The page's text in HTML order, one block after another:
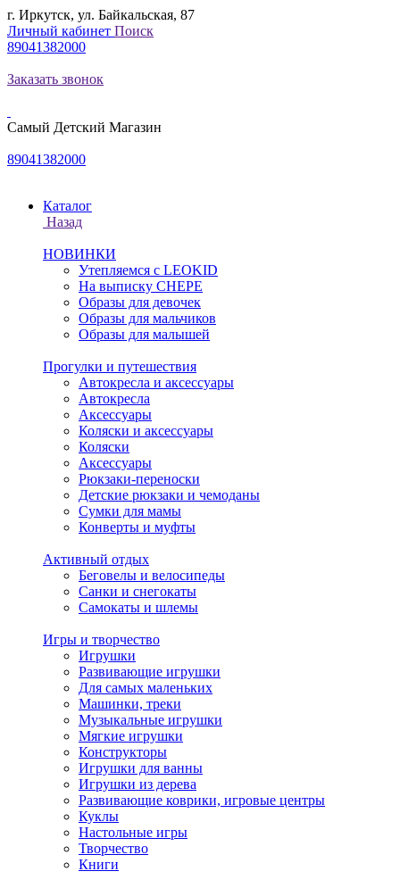
г. Иркутск, ул. Байкальская, 87
Личный кабинет Поиск
89041382000
Заказать звонок
Самый Детский Магазин
89041382000
Каталог
Назад
НОВИНКИ
Утепляемся с LEOKID
На выписку CHEPE
Образы для девочек
Образы для мальчиков
Образы для малышей
Прогулки и путешествия
Автокресла и аксессуары
Автокресла
Аксессуары
Коляски и аксессуары
Коляски
Аксессуары
Рюкзаки-переноски
Детские рюкзаки и чемоданы
Сумки для мамы
Конверты и муфты
Активный отдых
Беговелы и велосипеды
Санки и снегокаты
Самокаты и шлемы
Игры и творчество
Игрушки
Развивающие игрушки
Для самых маленьких
Машинки, треки
Музыкальные игрушки
Мягкие игрушки
Конструкторы
Игрушки для ванны
Игрушки из дерева
Развивающие коврики, игровые центры
Куклы
Настольные игры
Творчество
Книги